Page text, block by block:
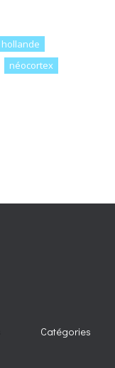
hollande
néocortex
Catégories